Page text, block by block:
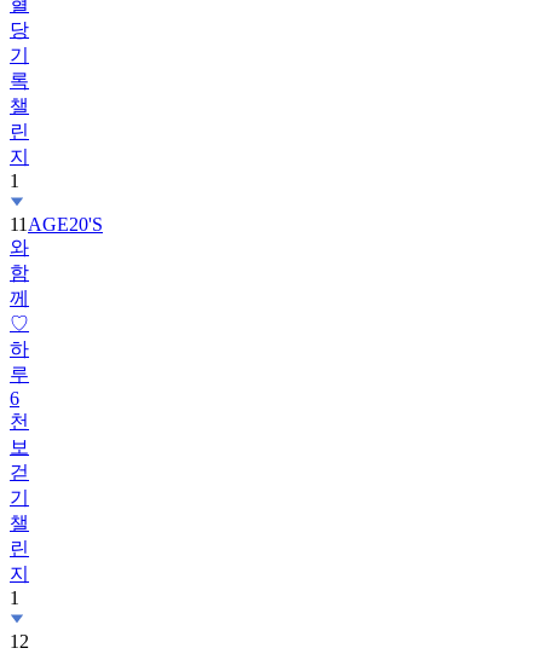
기
록
챌
린
지
1
11
와
함
께
♡
하
루
6
천
보
걷
기
챌
린
지
1
12
뷰
카